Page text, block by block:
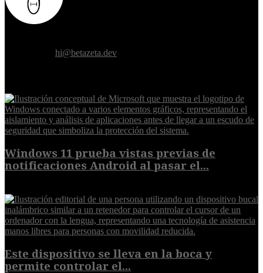
hi@betazeta.dev
Windows 11 prueba vistas previas de
notificaciones Android al pasar el...
Este dispositivo se lleva en la boca y
permite controlar el...